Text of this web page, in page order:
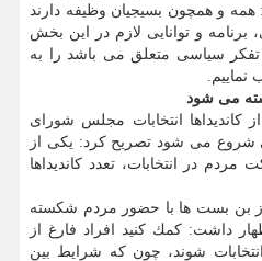
همه و همچون بسیجیان وظیفه دارند
و توانایی لازم در این بخش
تفكر سیاسی متعلق می باشد را به
می شود
كاندیداها انتخابات مجلس شورای
16 آذرماه جاری شروع می شود تصریح كرد: یكی از
در انتخابات، تعدد كاندیداها
از بن بست ها با حضور مردم شكسته
داشت: كمك كنید افراد فارغ از
شوند، چون كه شرایط بین